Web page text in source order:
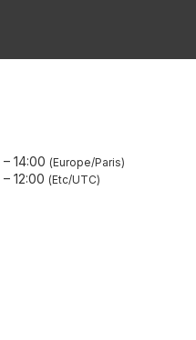
– 14:00 Europe/Paris
– 12:00 Etc/UTC